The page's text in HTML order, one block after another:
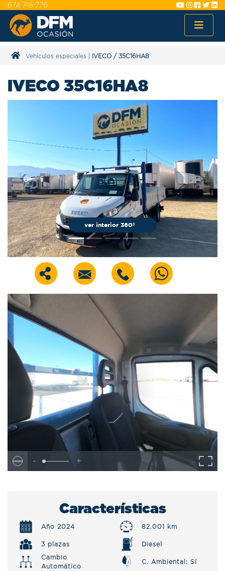
674 716 776
Vehículos especiales IVECO / 35C16HA8
IVECO 35C16HA8
ver interior 360º
Previous Next
- +
Características
Año 2024 82.001 km
3 plazas
Diesel
Cambio
Automático
C. Ambiental: Sí